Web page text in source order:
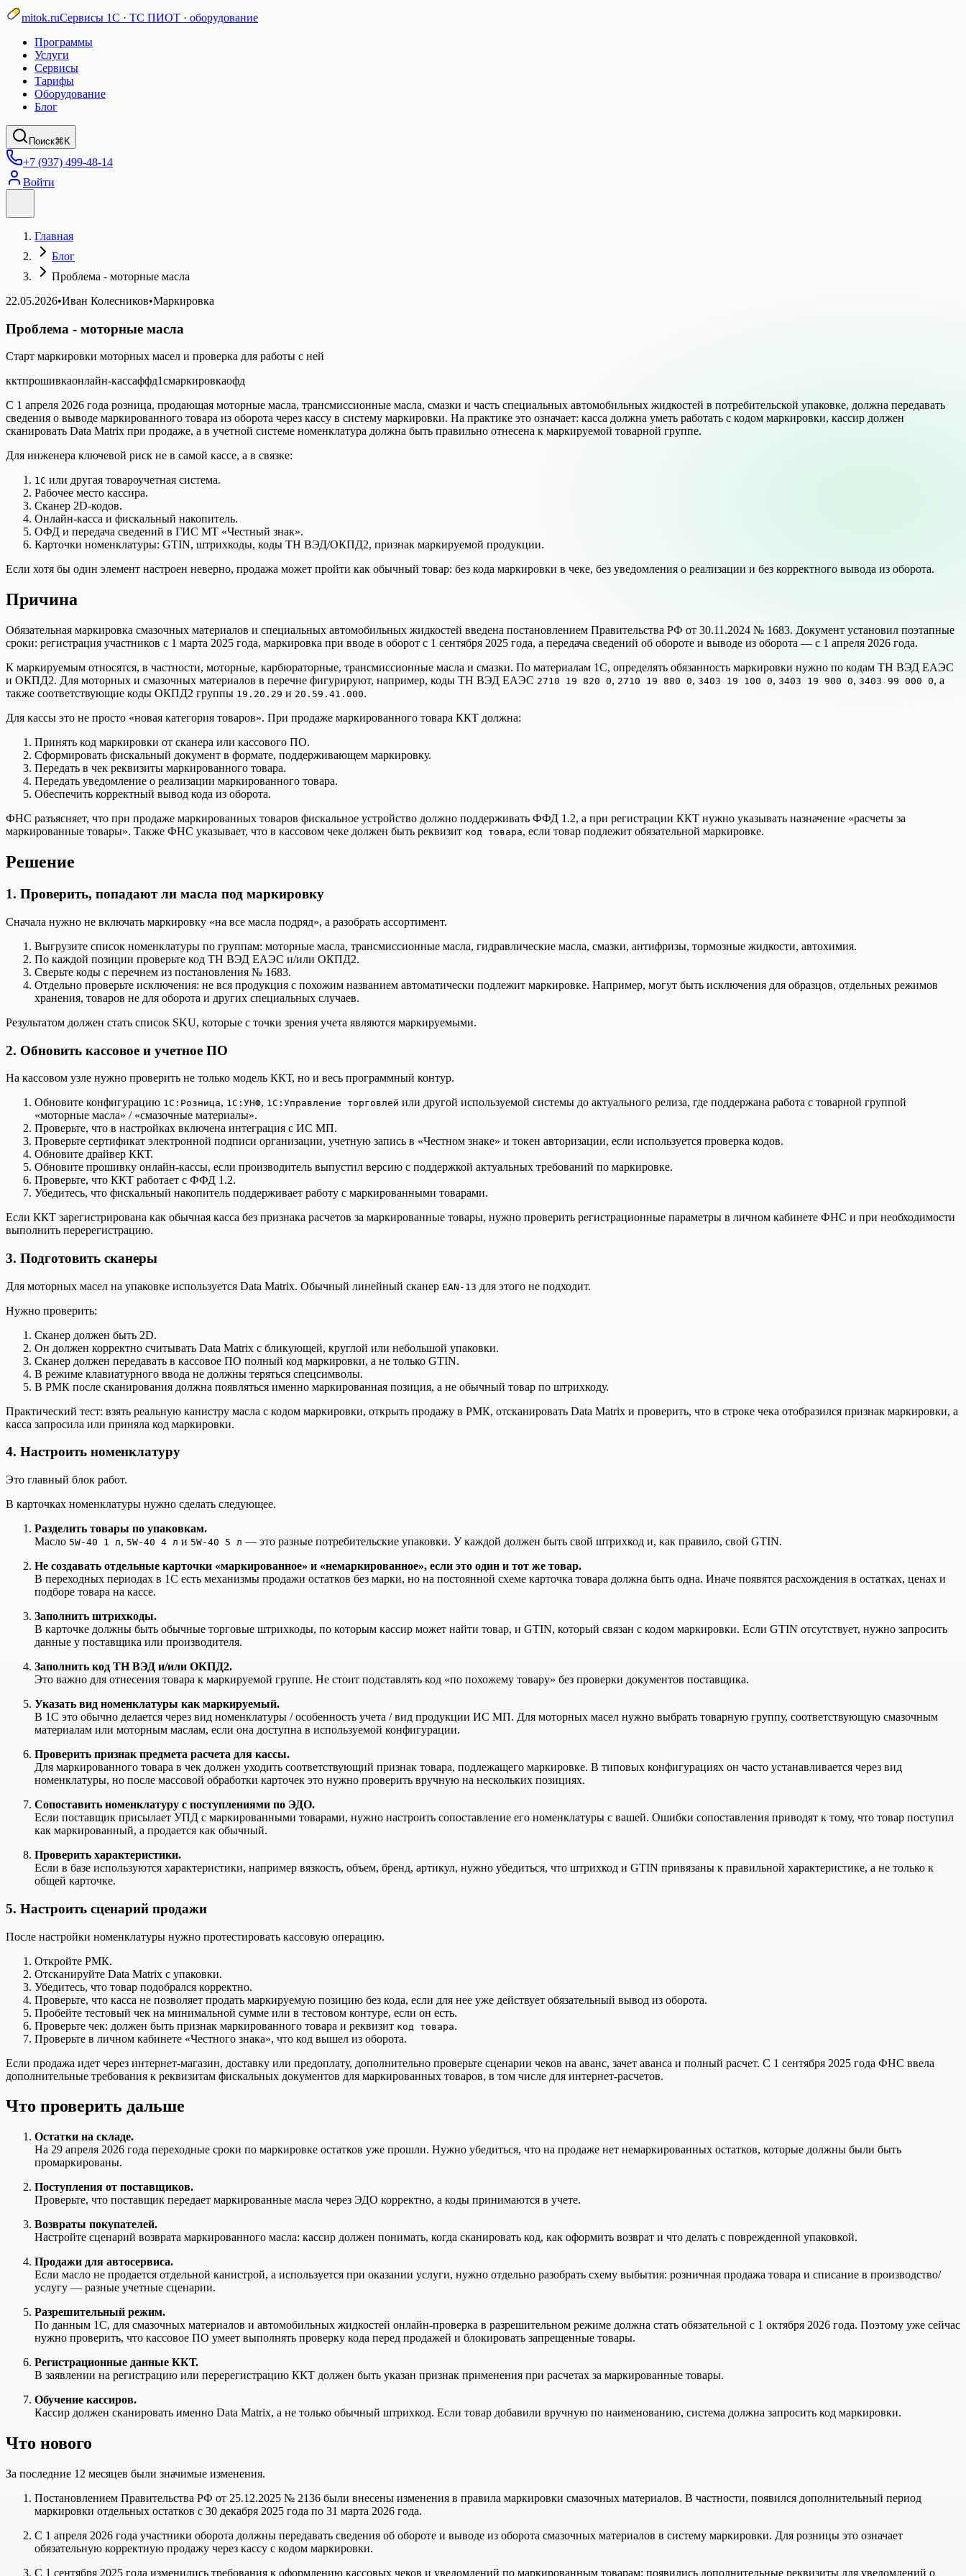
mitok.ruСервисы 1С · ТС ПИОТ · оборудование
Программы
Услуги
Сервисы
Тарифы
Оборудование
Блог
Поиск⌘K
+7 (937) 499-48-14
Войти
Главная
Блог
Проблема - моторные масла
22.05.2026•Иван Колесников•Маркировка
Проблема - моторные масла
Старт маркировки моторных масел и проверка для работы с ней
кктпрошивкаонлайн-кассаффд1смаркировкаофд
С 1 апреля 2026 года розница, продающая моторные масла, трансмиссионные масла, смазки и часть специальных автомобильных жидкостей в потребительской упаковке, должна передавать
сведения о выводе маркированного товара из оборота через кассу в систему маркировки. На практике это означает: касса должна уметь работать с кодом маркировки, кассир должен
сканировать Data Matrix при продаже, а в учетной системе номенклатура должна быть правильно отнесена к маркируемой товарной группе.
Для инженера ключевой риск не в самой кассе, а в связке:
1С или другая товароучетная система.
Рабочее место кассира.
Сканер 2D-кодов.
Онлайн-касса и фискальный накопитель.
ОФД и передача сведений в ГИС МТ «Честный знак».
Карточки номенклатуры: GTIN, штрихкоды, коды ТН ВЭД/ОКПД2, признак маркируемой продукции.
Если хотя бы один элемент настроен неверно, продажа может пройти как обычный товар: без кода маркировки в чеке, без уведомления о реализации и без корректного вывода из оборота.
Причина
Обязательная маркировка смазочных материалов и специальных автомобильных жидкостей введена постановлением Правительства РФ от 30.11.2024 № 1683. Документ установил поэтапные
сроки: регистрация участников с 1 марта 2025 года, маркировка при вводе в оборот с 1 сентября 2025 года, а передача сведений об обороте и выводе из оборота — с 1 апреля 2026 года.
К маркируемым относятся, в частности, моторные, карбюраторные, трансмиссионные масла и смазки. По материалам 1С, определять обязанность маркировки нужно по кодам ТН ВЭД ЕАЭС
и ОКПД2. Для моторных и смазочных материалов в перечне фигурируют, например, коды ТН ВЭД ЕАЭС 2710 19 820 0, 2710 19 880 0, 3403 19 100 0, 3403 19 900 0, 3403 99 000 0, а
также соответствующие коды ОКПД2 группы 19.20.29 и 20.59.41.000.
Для кассы это не просто «новая категория товаров». При продаже маркированного товара ККТ должна:
Принять код маркировки от сканера или кассового ПО.
Сформировать фискальный документ в формате, поддерживающем маркировку.
Передать в чек реквизиты маркированного товара.
Передать уведомление о реализации маркированного товара.
Обеспечить корректный вывод кода из оборота.
ФНС разъясняет, что при продаже маркированных товаров фискальное устройство должно поддерживать ФФД 1.2, а при регистрации ККТ нужно указывать назначение «расчеты за
маркированные товары». Также ФНС указывает, что в кассовом чеке должен быть реквизит код товара, если товар подлежит обязательной маркировке.
Решение
1. Проверить, попадают ли масла под маркировку
Сначала нужно не включать маркировку «на все масла подряд», а разобрать ассортимент.
Выгрузите список номенклатуры по группам: моторные масла, трансмиссионные масла, гидравлические масла, смазки, антифризы, тормозные жидкости, автохимия.
По каждой позиции проверьте код ТН ВЭД ЕАЭС и/или ОКПД2.
Сверьте коды с перечнем из постановления № 1683.
Отдельно проверьте исключения: не вся продукция с похожим названием автоматически подлежит маркировке. Например, могут быть исключения для образцов, отдельных режимов
хранения, товаров не для оборота и других специальных случаев.
Результатом должен стать список SKU, которые с точки зрения учета являются маркируемыми.
2. Обновить кассовое и учетное ПО
На кассовом узле нужно проверить не только модель ККТ, но и весь программный контур.
Обновите конфигурацию 1С:Розница, 1С:УНФ, 1С:Управление торговлей или другой используемой системы до актуального релиза, где поддержана работа с товарной группой
«моторные масла» / «смазочные материалы».
Проверьте, что в настройках включена интеграция с ИС МП.
Проверьте сертификат электронной подписи организации, учетную запись в «Честном знаке» и токен авторизации, если используется проверка кодов.
Обновите драйвер ККТ.
Обновите прошивку онлайн-кассы, если производитель выпустил версию с поддержкой актуальных требований по маркировке.
Проверьте, что ККТ работает с ФФД 1.2.
Убедитесь, что фискальный накопитель поддерживает работу с маркированными товарами.
Если ККТ зарегистрирована как обычная касса без признака расчетов за маркированные товары, нужно проверить регистрационные параметры в личном кабинете ФНС и при необходимости
выполнить перерегистрацию.
3. Подготовить сканеры
Для моторных масел на упаковке используется Data Matrix. Обычный линейный сканер EAN-13 для этого не подходит.
Нужно проверить:
Сканер должен быть 2D.
Он должен корректно считывать Data Matrix с бликующей, круглой или небольшой упаковки.
Сканер должен передавать в кассовое ПО полный код маркировки, а не только GTIN.
В режиме клавиатурного ввода не должны теряться спецсимволы.
В РМК после сканирования должна появляться именно маркированная позиция, а не обычный товар по штрихкоду.
Практический тест: взять реальную канистру масла с кодом маркировки, открыть продажу в РМК, отсканировать Data Matrix и проверить, что в строке чека отобразился признак маркировки, а
касса запросила или приняла код маркировки.
4. Настроить номенклатуру
Это главный блок работ.
В карточках номенклатуры нужно сделать следующее.
Разделить товары по упаковкам.
Масло 5W-40 1 л, 5W-40 4 л и 5W-40 5 л — это разные потребительские упаковки. У каждой должен быть свой штрихкод и, как правило, свой GTIN.
Не создавать отдельные карточки «маркированное» и «немаркированное», если это один и тот же товар.
В переходных периодах в 1С есть механизмы продажи остатков без марки, но на постоянной схеме карточка товара должна быть одна. Иначе появятся расхождения в остатках, ценах и
подборе товара на кассе.
Заполнить штрихкоды.
В карточке должны быть обычные торговые штрихкоды, по которым кассир может найти товар, и GTIN, который связан с кодом маркировки. Если GTIN отсутствует, нужно запросить
данные у поставщика или производителя.
Заполнить код ТН ВЭД и/или ОКПД2.
Это важно для отнесения товара к маркируемой группе. Не стоит подставлять код «по похожему товару» без проверки документов поставщика.
Указать вид номенклатуры как маркируемый.
В 1С это обычно делается через вид номенклатуры / особенность учета / вид продукции ИС МП. Для моторных масел нужно выбрать товарную группу, соответствующую смазочным
материалам или моторным маслам, если она доступна в используемой конфигурации.
Проверить признак предмета расчета для кассы.
Для маркированного товара в чек должен уходить соответствующий признак товара, подлежащего маркировке. В типовых конфигурациях он часто устанавливается через вид
номенклатуры, но после массовой обработки карточек это нужно проверить вручную на нескольких позициях.
Сопоставить номенклатуру с поступлениями по ЭДО.
Если поставщик присылает УПД с маркированными товарами, нужно настроить сопоставление его номенклатуры с вашей. Ошибки сопоставления приводят к тому, что товар поступил
как маркированный, а продается как обычный.
Проверить характеристики.
Если в базе используются характеристики, например вязкость, объем, бренд, артикул, нужно убедиться, что штрихкод и GTIN привязаны к правильной характеристике, а не только к
общей карточке.
5. Настроить сценарий продажи
После настройки номенклатуры нужно протестировать кассовую операцию.
Откройте РМК.
Отсканируйте Data Matrix с упаковки.
Убедитесь, что товар подобрался корректно.
Проверьте, что касса не позволяет продать маркируемую позицию без кода, если для нее уже действует обязательный вывод из оборота.
Пробейте тестовый чек на минимальной сумме или в тестовом контуре, если он есть.
Проверьте чек: должен быть признак маркированного товара и реквизит код товара.
Проверьте в личном кабинете «Честного знака», что код вышел из оборота.
Если продажа идет через интернет-магазин, доставку или предоплату, дополнительно проверьте сценарии чеков на аванс, зачет аванса и полный расчет. С 1 сентября 2025 года ФНС ввела
дополнительные требования к реквизитам фискальных документов для маркированных товаров, в том числе для интернет-расчетов.
Что проверить дальше
Остатки на складе.
На 29 апреля 2026 года переходные сроки по маркировке остатков уже прошли. Нужно убедиться, что на продаже нет немаркированных остатков, которые должны были быть
промаркированы.
Поступления от поставщиков.
Проверьте, что поставщик передает маркированные масла через ЭДО корректно, а коды принимаются в учете.
Возвраты покупателей.
Настройте сценарий возврата маркированного масла: кассир должен понимать, когда сканировать код, как оформить возврат и что делать с поврежденной упаковкой.
Продажи для автосервиса.
Если масло не продается отдельной канистрой, а используется при оказании услуги, нужно отдельно разобрать схему выбытия: розничная продажа товара и списание в производство/
услугу — разные учетные сценарии.
Разрешительный режим.
По данным 1С, для смазочных материалов и автомобильных жидкостей онлайн-проверка в разрешительном режиме должна стать обязательной с 1 октября 2026 года. Поэтому уже сейчас
нужно проверить, что кассовое ПО умеет выполнять проверку кода перед продажей и блокировать запрещенные товары.
Регистрационные данные ККТ.
В заявлении на регистрацию или перерегистрацию ККТ должен быть указан признак применения при расчетах за маркированные товары.
Обучение кассиров.
Кассир должен сканировать именно Data Matrix, а не только обычный штрихкод. Если товар добавили вручную по наименованию, система должна запросить код маркировки.
Что нового
За последние 12 месяцев были значимые изменения.
Постановлением Правительства РФ от 25.12.2025 № 2136 были внесены изменения в правила маркировки смазочных материалов. В частности, появился дополнительный период
маркировки отдельных остатков с 30 декабря 2025 года по 31 марта 2026 года.
С 1 апреля 2026 года участники оборота должны передавать сведения об обороте и выводе из оборота смазочных материалов в систему маркировки. Для розницы это означает
обязательную корректную продажу через кассу с кодом маркировки.
С 1 сентября 2025 года изменились требования к оформлению кассовых чеков и уведомлений по маркированным товарам: появились дополнительные реквизиты для уведомлений о